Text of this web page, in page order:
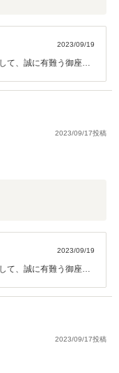
2023/09/19
て、誠に有難う御座い
永いお付き合いの程、
2023/09/17投稿
2023/09/19
て、誠に有難う御座い
付き合いの程、宜しく
2023/09/17投稿